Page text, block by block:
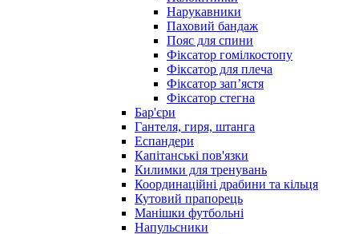
Нарукавники
Паховий бандаж
Пояс для спини
Фіксатор гомілкостопу
Фіксатор для плеча
Фіксатор запʼястя
Фіксатор стегна
Бар'єри
Гантеля, гиря, штанга
Еспандери
Капітанські пов'язки
Килимки для тренувань
Координаційні драбини та кільця
Кутовий прапорець
Манішки футбольні
Напульсники